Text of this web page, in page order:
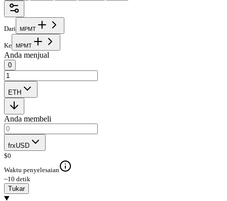
Dari MPMT
Ke MPMT
Anda menjual
0
ETH
Anda membeli
frxUSD
$0
Waktu penyelesaian
~10 detik
Tukar